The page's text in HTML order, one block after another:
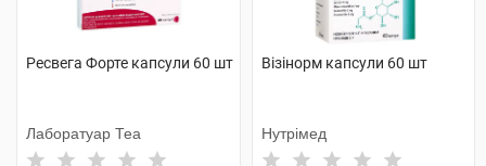
Ресвега Форте капсули 60 шт
Лаборатуар Теа
Візінорм капсули 60 шт
Нутрімед